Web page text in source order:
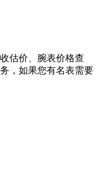
估价、腕表价格查
，如果您有名表需要